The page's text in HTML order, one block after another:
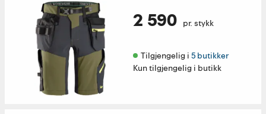
2 590 pr. stykk
Tilgjengelig i 5 butikker
Kun tilgjengelig i butikk